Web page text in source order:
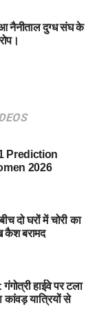
नैनीताल दुग्ध संघ के
Prediction
2026
दो घरों में चोरी का
कैश बरामद
हाईवे पर टला
कांवड़ यात्रियों से